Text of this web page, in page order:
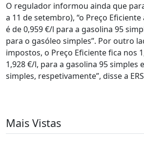
O regulador informou ainda que
a 11 de setembro), “o Preço
é de 0,959 €/l para a gasolina 95
para o gasóleo simples”. Por outro
impostos, o Preço Eficiente fica nos
1,928 €/l, para a gasolina 95 simples
simples, respetivamente”, disse a
Mais Vistas